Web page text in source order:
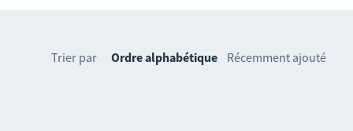
Trier par Ordre alphabétique Récemment ajouté